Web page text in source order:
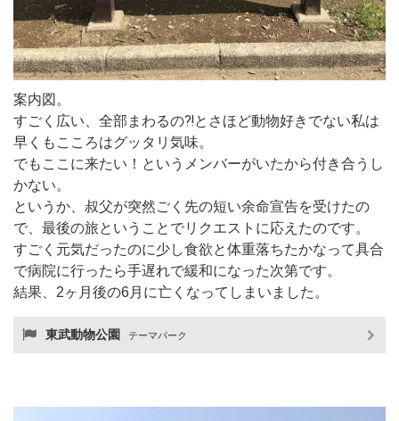
案内図。
すごく広い、全部まわるの⁈とさほど動物好きでない私は
早くもこころはグッタリ気味。
でもここに来たい！というメンバーがいたから付き合うし
かない。
というか、叔父が突然ごく先の短い余命宣告を受けたの
で、最後の旅ということでリクエストに応えたのです。
すごく元気だったのに少し食欲と体重落ちたかなって具合
で病院に行ったら手遅れで緩和になった次第です。
結果、2ヶ月後の6月に亡くなってしまいました。
東武動物公園 テーマパーク